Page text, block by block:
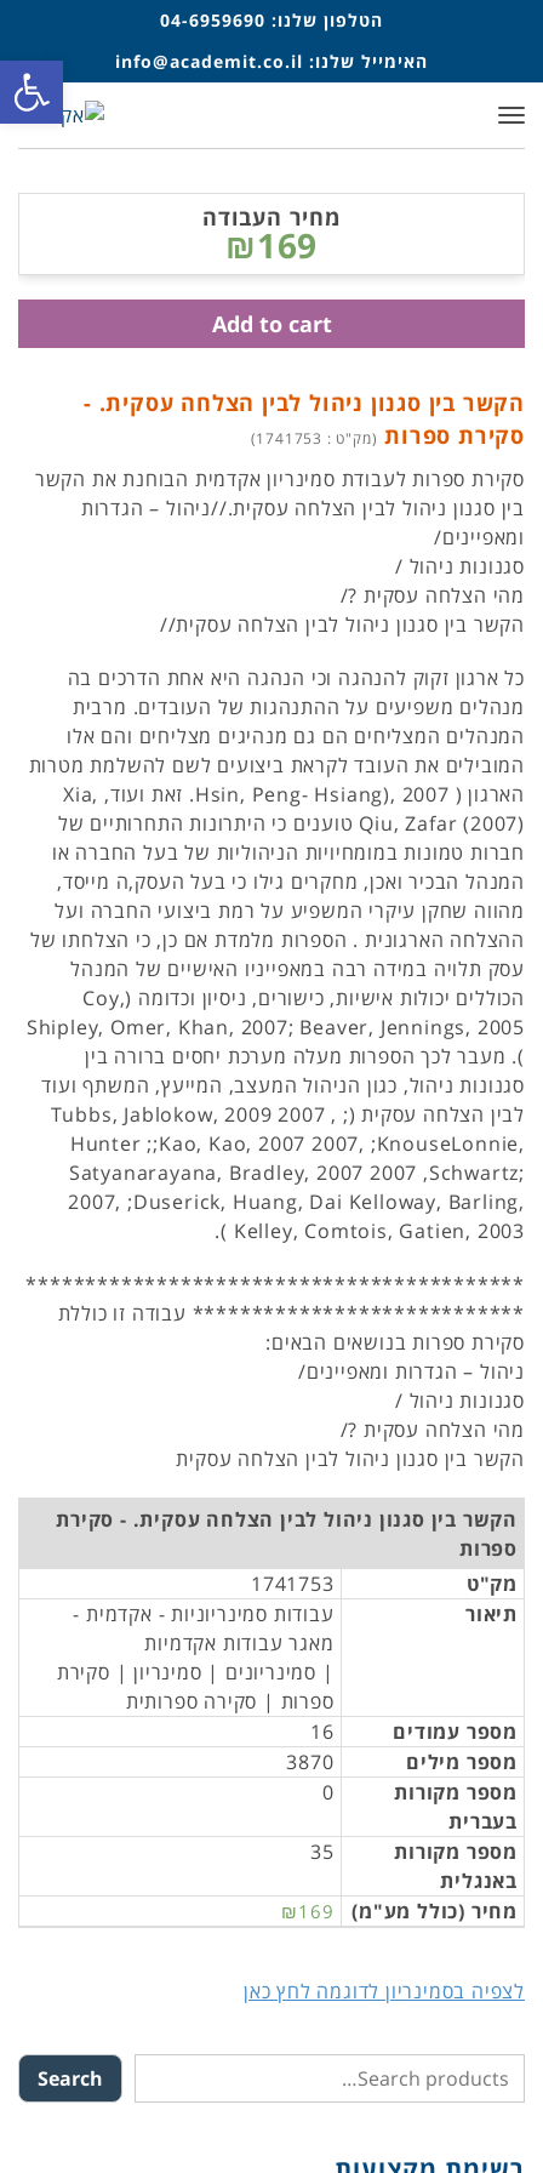
הטלפון שלנו: 04-6959690
האימייל שלנו: info@academit.co.il
תפריט
הקשר בין סגנון ניהול לבין הצלחה עסקית. -
סקירת ספרות (מק"ט : 1741753)
סקירת ספרות לעבודת סמינריון אקדמית הבוחנת את הקשר
בין סגנון ניהול לבין הצלחה עסקית.//ניהול – הגדרות
ומאפיינים/
סגנונות ניהול /
מהי הצלחה עסקית ?/
הקשר בין סגנון ניהול לבין הצלחה עסקית//
כל ארגון זקוק להנהגה וכי הנהגה היא אחת הדרכים בה
מנהלים משפיעים על ההתנהגות של העובדים. מרבית
המנהלים המצליחים הם גם מנהיגים מצליחים והם אלו
המובילים את העובד לקראת ביצועים לשם להשלמת מטרות
הארגון ( 2007 ,(Hsin, Peng- Hsiang. זאת ועוד, Xia,
Qiu, Zafar (2007) טוענים כי היתרונות התחרותיים של
חברות טמונות במומחיויות הניהוליות של בעל החברה או
המנהל הבכיר ואכן, מחקרים גילו כי בעל העסק,ה מייסד,
מהווה שחקן עיקרי המשפיע על רמת ביצועי החברה ועל
ההצלחה הארגונית . הספרות מלמדת אם כן, כי הצלחתו של
עסק תלויה במידה רבה במאפייניו האישיים של המנהל
הכוללים יכולות אישיות, כישורים, ניסיון וכדומה (Coy,
Shipley, Omer, Khan, 2007; Beaver, Jennings, 2005
). מעבר לכך הספרות מעלה מערכת יחסים ברורה בין
סגנונות ניהול, כגון הניהול המעצב, המייעץ, המשתף ועוד
לבין הצלחה עסקית (; Tubbs, Jablokow, 2009 2007 ,
Hunter ;;Kao, Kao, 2007 2007, ;KnouseLonnie,
Satyanarayana, Bradley, 2007 2007 ,Schwartz;
2007, ;Duserick, Huang, Dai Kelloway, Barling,
Kelley, Comtois, Gatien, 2003 ).
******************************************
**************************** עבודה זו כוללת
סקירת ספרות בנושאים הבאים:
ניהול – הגדרות ומאפיינים/
סגנונות ניהול /
מהי הצלחה עסקית ?/
הקשר בין סגנון ניהול לבין הצלחה עסקית
הקשר בין סגנון ניהול לבין הצלחה עסקית. - סקירת
ספרות
מק"ט
1741753
תיאור
עבודות סמינריוניות - אקדמית -
מאגר עבודות אקדמיות
| סמינריונים | סמינריון | סקירת
ספרות | סקירה ספרותית
מספר עמודים
16
מספר מילים
3870
מספר מקורות
בעברית
0
מספר מקורות
באנגלית
35
מחיר (כולל מע"מ) ₪169
לצפיה בסמינריון לדוגמה לחץ כאן
מחיר העבודה
₪169
Add to cart
Search
פתח